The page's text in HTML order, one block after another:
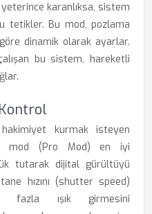
karanlıksa, sistem
tetikler. Bu mod, pozlama
dinamik olarak ayarlar.
bu sistem, hareketli
kurmak isteyen
mod (Pro Mod) en iyi
tutarak dijital gürültüyü
hızını (shutter speed)
fazla ışık girmesini